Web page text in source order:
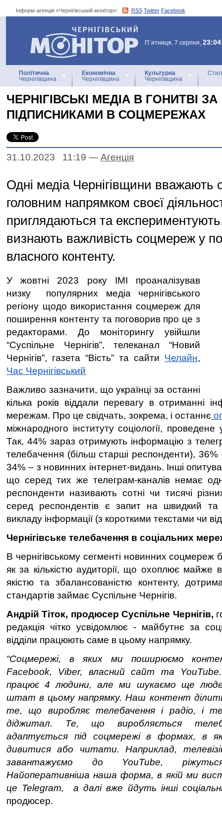
Інформ-агенція «Чернігівський монітор»: RSS Twitter Facebook
Інформ-агенція
«Чернігівський монітор»
П`ятниця, 7 серпня,
Політична
Чернігівщина
Економічна
Чернігівщина
Культурна
Чернігівщина
ЧЕРНІГІВСЬКІ МЕДІА В ГОНИТВІ ЗА
ПІДПИСНИКАМИ В СОЦМЕРЕЖАХ
31.10.2023 11:19 — Агенцiя
Одні медіа Чернігівщини вважають
головним напрямком своєї
приглядаються та
визнають важливість соцмереж у
власного контенту.
У жовтні 2023 року ІМІ проаналізував
низку
популярних медіа чернігівського
регіону щодо використання соцмереж для
поширення контенту та поговорив про це з
редакторами. До моніторингу увійшли
“Суспільне Чернігів”, телеканал “Новий
Чернігів”, газета “Вість” та сайти Челайн,
Час Чернігівський
Важливо зазначити, що українці за останні
кілька років віддали перевагу в отриманні
мережам. Про це свідчать, зокрема, і останнє
міжнародного інституту соціології,
Так, 44% зараз отримують інформацію з
телебачення (більш старші респонденти), 36%
34% – з новинних інтернет-видань. Інші
що серед тих же телеграм-каналів немає
респонденти називають сотні чи тисячі
серед респондентів є запит на швидкий та
викладу інформації (з короткими текстами чи
Чернігівське телебачення в соціальних
В чернігівському сегменті новинних соцмереж
як за кількістю аудиторії, що охоплює майже
якістю та збалансованістю контенту,
стандартів займає Суспільне Чернігів.
Андрій Тіток, продюсер Суспільне Чернігів,
редакція чітко усвідомлює - майбутнє за
відділи працюють саме в цьому напрямку.
“Соцмережі, в яких ми поширюємо
Facebook, Viber, власний сайт та YouTube.
працює 4 людини, але ми шукаємо ще
штат в цьому напрямку. Наш контент
те, що виробляє телебачення і радіо, і
діджитал. Те, що виробляється
адаптується під соцмережі в формах, в
дивитися або читати. Наприклад,
завантажуємо до YouTube,
Найоперативніша наша форма, в якій ми
це Telegram,
а далі вже йдуть інші
продюсер.